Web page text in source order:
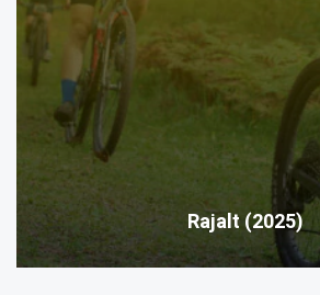
Rajalt (2025)